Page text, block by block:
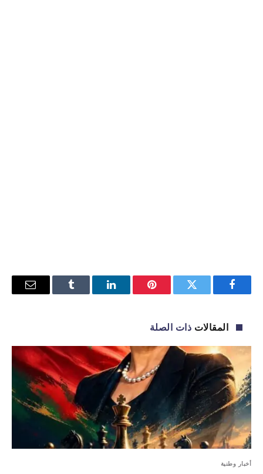
فيسبوك تويتر بينتيريستلينكدإن Tumblr
البريد
المقالات ذات الصلة
أخبار وطنية